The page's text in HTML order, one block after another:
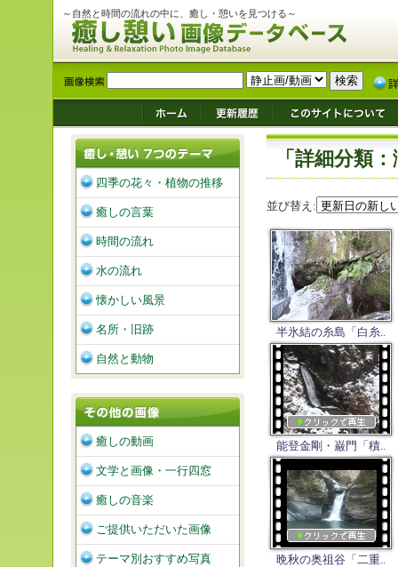
～自然と時間の流れの中に、癒し・憩いを見つける～
「詳細分類
並び替え:
半氷結の糸島「白糸..
能登金剛・巌門「積..
晩秋の奥祖谷「二重..
四季の花々・植物の推移
癒しの言葉
時間の流れ
水の流れ
懐かしい風景
名所・旧跡
自然と動物
癒しの動画
文学と画像・一行四窓
癒しの音楽
ご提供いただいた画像
テーマ別おすすめ写真